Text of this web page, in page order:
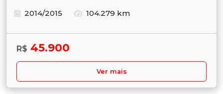
2014/2015
104.279 km
R$ 45.900
Ver mais